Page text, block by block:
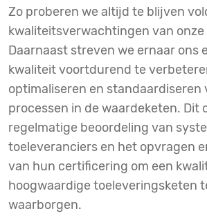
Zo proberen we altijd te blijven
kwaliteitsverwachtingen van onze
Daarnaast streven we ernaar ons
kwaliteit voortdurend te
optimaliseren en standaardiseren
processen in de waardeketen. Dit
regelmatige beoordeling van
toeleveranciers en het opvragen
van hun certificering om een
hoogwaardige toeleveringsketen
waarborgen.